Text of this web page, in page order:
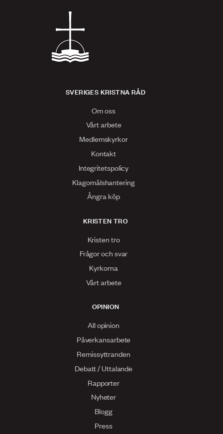
SVERIGES KRISTNA RÅD
Om oss
Vårt arbete
Medlemskyrkor
Kontakt
Integritetspolicy
Klagomålshantering
Ångra köp
KRISTEN TRO
Kristen tro
Frågor och svar
Kyrkorna
Vårt arbete
OPINION
All opinion
Påverkansarbete
Remissyttranden
Debatt / Uttalande
Rapporter
Nyheter
Blogg
Press